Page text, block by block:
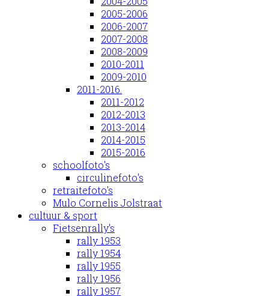
2005-2006
2006-2007
2007-2008
2008-2009
2010-2011
2009-2010
2011-2016.
2011-2012
2012-2013
2013-2014
2014-2015
2015-2016
schoolfoto's
circulinefoto's
retraitefoto's
Mulo Cornelis Jolstraat
cultuur & sport
Fietsenrally's
rally 1953
rally 1954
rally 1955
rally 1956
rally 1957